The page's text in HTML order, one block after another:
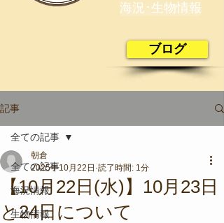
海況･生物情報
ブログ
記事
全ての記事
海況情報
生物情報
全ての記事
【10月22日(水)】10月23日
と24日について
朝倉
2025年10月22日 読了時間: 1分